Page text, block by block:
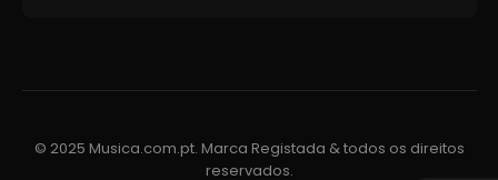
© 2025 Musica.com.pt. Marca Registada & todos os direitos
reservados.